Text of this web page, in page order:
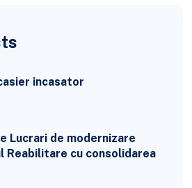
incasator
Lucrari de modernizare
Reabilitare cu consolidarea